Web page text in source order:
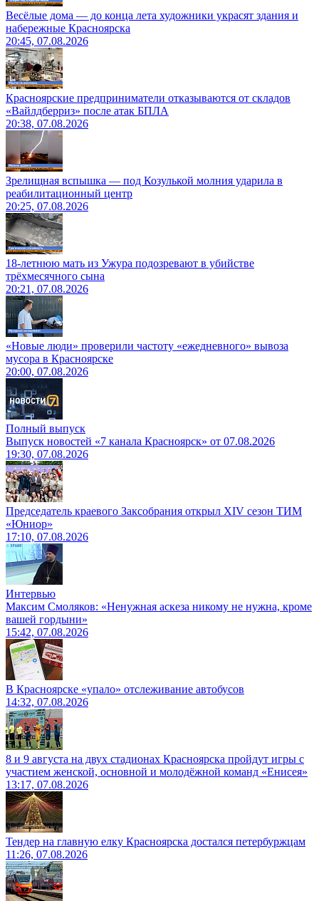
Весёлые дома — до конца лета художники украсят здания и
набережные Красноярска
20:45, 07.08.2026
Красноярские предприниматели отказываются от складов
«Вайлдберриз» после атак БПЛА
20:38, 07.08.2026
Зрелищная вспышка — под Козулькой молния ударила в
реабилитационный центр
20:25, 07.08.2026
18-летнюю мать из Ужура подозревают в убийстве
трёхмесячного сына
20:21, 07.08.2026
«Новые люди» проверили частоту «ежедневного» вывоза
мусора в Красноярске
20:00, 07.08.2026
Полный выпуск
Выпуск новостей «7 канала Красноярск» от 07.08.2026
19:30, 07.08.2026
Председатель краевого Заксобрания открыл XIV сезон ТИМ
«Юниор»
17:10, 07.08.2026
Интервью
Максим Смоляков: «Ненужная аскеза никому не нужна, кроме
вашей гордыни»
15:42, 07.08.2026
В Красноярске «упало» отслеживание автобусов
14:32, 07.08.2026
8 и 9 августа на двух стадионах Красноярска пройдут игры с
участием женской, основной и молодёжной команд «Енисея»
13:17, 07.08.2026
Тендер на главную елку Красноярска достался петербуржцам
11:26, 07.08.2026